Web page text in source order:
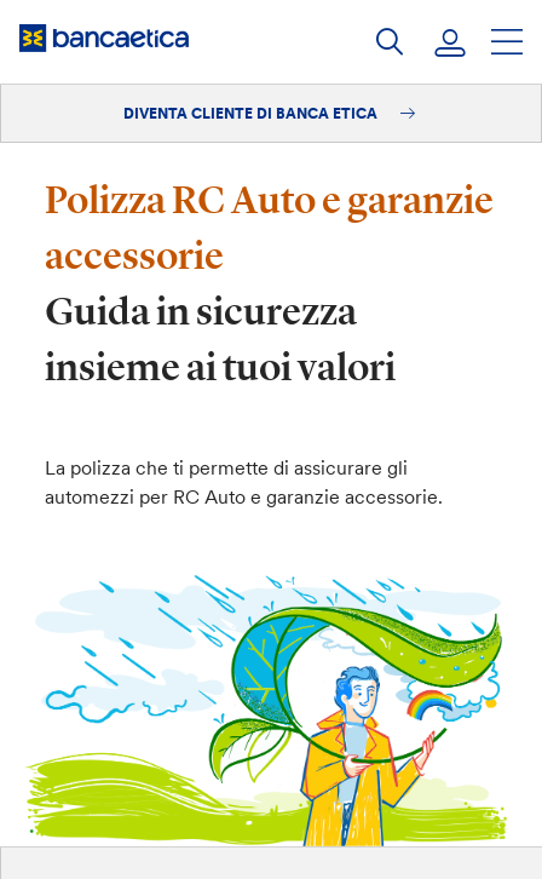
Diventa cliente
DIVENTA CLIENTE DI BANCA ETICA
Polizza RC Auto e garanzie
accessorie
Guida in sicurezza
insieme ai tuoi valori
La polizza che ti permette di assicurare gli
automezzi per RC Auto e garanzie accessorie.